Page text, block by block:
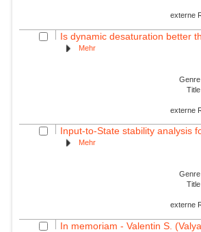
externe
Is dynamic desaturation better
Mehr
externe
Input-to-State stability analysis
Mehr
externe
In memoriam - Valentin S.